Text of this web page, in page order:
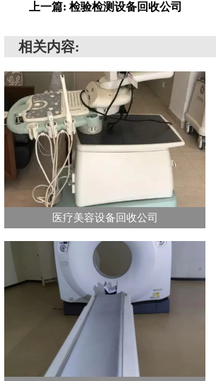
上一篇: 检验检测设备回收公司
相关内容:
医疗美容设备回收公司